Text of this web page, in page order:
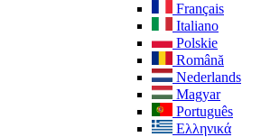
Français
Italiano
Polskie
Română
Nederlands
Magyar
Português
Ελληνικά